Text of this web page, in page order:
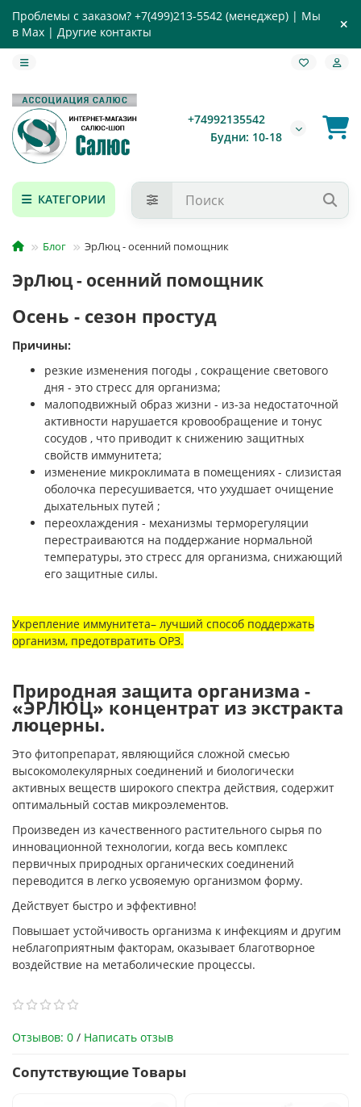
Проблемы с заказом? +7(499)213-5542 (менеджер) | Мы
в Max | Другие контакты
+74992135542
Будни: 10-18
КАТЕГОРИИ
Блог ЭрЛюц - осенний помощник
ЭрЛюц - осенний помощник
Осень - сезон простуд
Причины:
резкие изменения погоды , сокращение светового
дня - это стресс для организма;
малоподвижный образ жизни - из-за недостаточной
активности нарушается кровообращение и тонус
сосудов , что приводит к снижению защитных
свойств иммунитета;
изменение микроклимата в помещениях - слизистая
оболочка пересушивается, что ухудшает очищение
дыхательных путей ;
переохлаждения - механизмы терморегуляции
перестраиваются на поддержание нормальной
температуры, это стресс для организма, снижающий
его защитные силы.
Укрепление иммунитета– лучший способ поддержать
организм, предотвратить ОРЗ.
Природная защита организма -
«ЭРЛЮЦ» концентрат из экстракта
люцерны.
Это фитопрепарат, являющийся сложной смесью
высокомолекулярных соединений и биологически
активных веществ широкого спектра действия, содержит
оптимальный состав микроэлементов.
Произведен из качественного растительного сырья по
инновационной технологии, когда весь комплекс
первичных природных органических соединений
переводится в легко усвояемую организмом форму.
Действует быстро и эффективно!
Повышает устойчивость организма к инфекциям и другим
неблагоприятным факторам, оказывает благотворное
воздействие на метаболические процессы.
Отзывов: 0 / Написать отзыв
Сопутствующие Товары